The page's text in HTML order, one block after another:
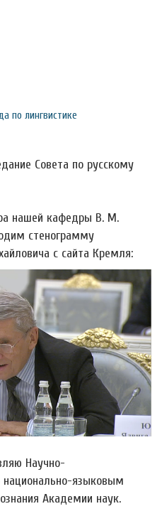
по лингвистике
Совета по русскому
нашей кафедры В. М.
стенограмму
с сайта Кремля:
Научно-
национально-языковым
Академии наук.